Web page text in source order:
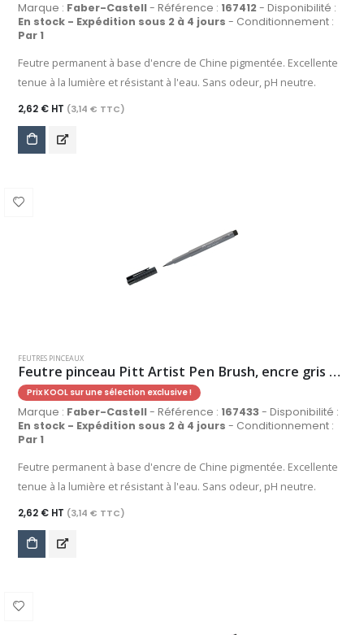
Marque : Faber-Castell- Référence : 167412- Disponibilité :
En stock - Expédition sous 2 à 4 jours - Conditionnement :
Par 1
Feutre permanent à base d'encre de Chine pigmentée. Excellente
tenue à la lumière et résistant à l'eau. Sans odeur, pH neutre.
2,62 € HT (3,14 € TTC)
FEUTRES PINCEAUX
Feutre pinceau Pitt Artist Pen Brush, encre gris froid IV
Prix KOOL sur une sélection exclusive !
Marque : Faber-Castell- Référence : 167433 - Disponibilité :
En stock - Expédition sous 2 à 4 jours - Conditionnement :
Par 1
Feutre permanent à base d'encre de Chine pigmentée. Excellente
tenue à la lumière et résistant à l'eau. Sans odeur, pH neutre.
2,62 € HT (3,14 € TTC)